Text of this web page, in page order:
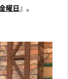
曜日』。
ーみんぐ』＝LOV
々木舞香SPインタ